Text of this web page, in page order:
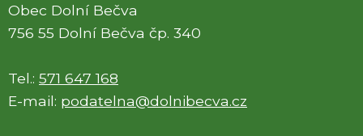
Obec Dolní Bečva
756 55 Dolní Bečva čp. 340
Tel.: 571 647 168
E-mail: podatelna@dolnibecva.cz